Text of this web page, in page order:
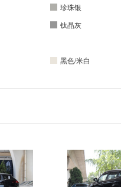
珍珠银
钛晶灰
黑色/米白